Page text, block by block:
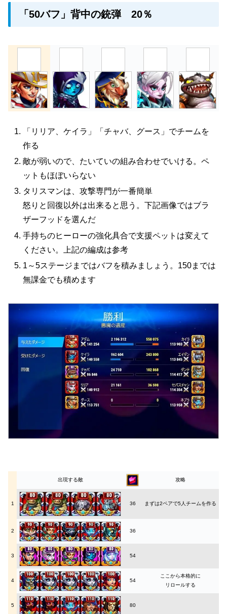
「50バフ」背中の銃弾 20％
「リリア、ケイラ」「チャバ、グース」でチームを
作る
敵が弱いので、たいていの組み合わせでいける。ペ
ットもほぼいらない
タリスマンは、攻撃専門が一番簡単
怒りと回復以外は出来ると思う。下記画像ではブラ
ザーフッドを選んだ
手持ちのヒーローの強化具合で支援ペットは変えて
ください。上記の編成は参考
1～5ステージまではバフを積みましょう。150までは
無課金でも積めます
出現する敵 攻略
1 36 まずは2ペアで5人チームを作る
2 36
3 54
4 54
ここから本格的に
リロールする
5 80